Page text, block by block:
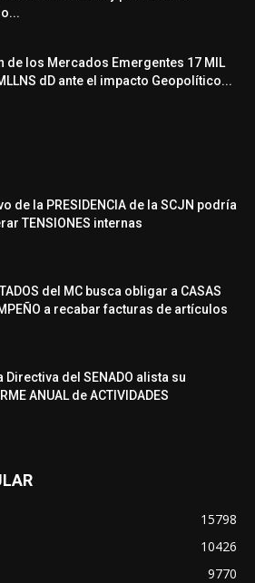
de los Mercados Emergentes 17 MIL
dD ante el impacto Geopolítico...
de la PRESIDENCIA de la SCJN podría
TENSIONES internas
del MC busca obligar a CASAS
a recabar facturas de artículos
Directiva del SENADO alista su
ANUAL de ACTIVIDADES
15798
10426
9770